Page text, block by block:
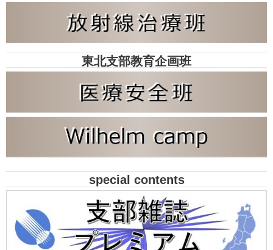
東北支部教育企画班
special contents